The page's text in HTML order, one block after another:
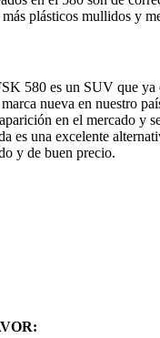
plásticos mullidos y
580 es un SUV que ya
nueva en nuestro
en el mercado y
es una excelente
y de buen precio.